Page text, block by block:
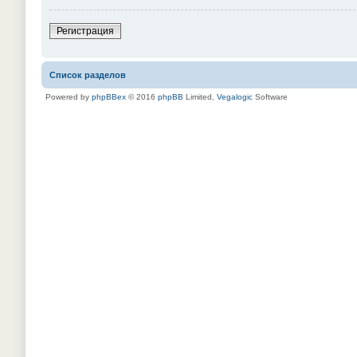
Регистрация
Список разделов
Powered by phpBBex © 2016 phpBB Limited, Vegalogic Software